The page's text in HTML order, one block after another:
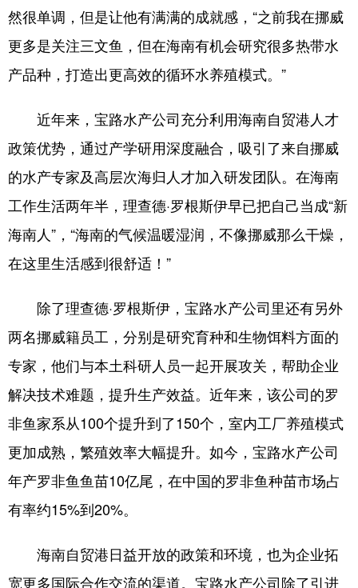
然很单调，但是让他有满满的成就感，“之前我在挪威
更多是关注三文鱼，但在海南有机会研究很多热带水
产品种，打造出更高效的循环水养殖模式。”
近年来，宝路水产公司充分利用海南自贸港人才
政策优势，通过产学研用深度融合，吸引了来自挪威
的水产专家及高层次海归人才加入研发团队。在海南
工作生活两年半，理查德·罗根斯伊早已把自己当成“新
海南人”，“海南的气候温暖湿润，不像挪威那么干燥，
在这里生活感到很舒适！”
除了理查德·罗根斯伊，宝路水产公司里还有另外
两名挪威籍员工，分别是研究育种和生物饵料方面的
专家，他们与本土科研人员一起开展攻关，帮助企业
解决技术难题，提升生产效益。近年来，该公司的罗
非鱼家系从100个提升到了150个，室内工厂养殖模式
更加成熟，繁殖效率大幅提升。如今，宝路水产公司
年产罗非鱼鱼苗10亿尾，在中国的罗非鱼种苗市场占
有率约15%到20%。
海南自贸港日益开放的政策和环境，也为企业拓
宽更多国际合作交流的渠道。宝路水产公司除了引进